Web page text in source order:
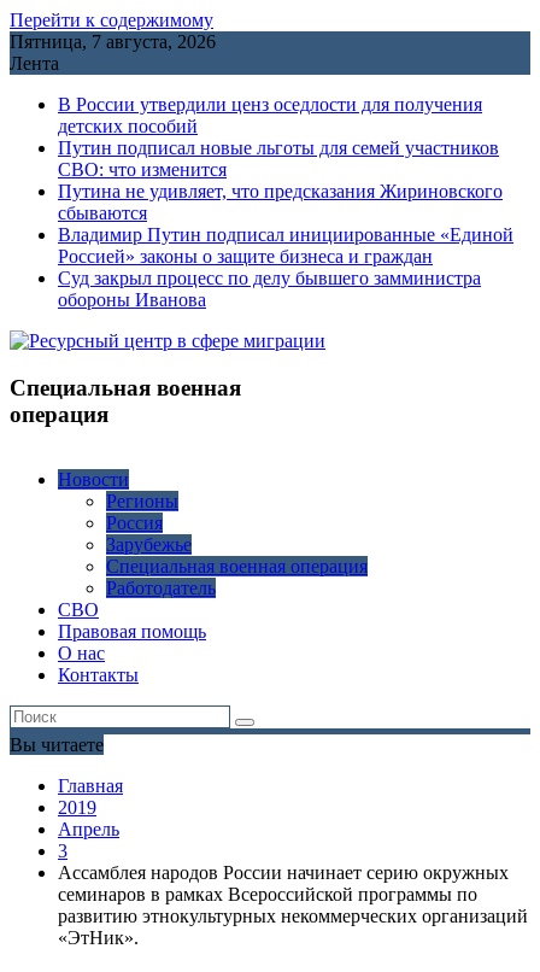
Перейти к содержимому
Пятница, 7 августа, 2026
Лента
В России утвердили ценз оседлости для получения
детских пособий
Путин подписал новые льготы для семей участников
СВО: что изменится
Путина не удивляет, что предсказания Жириновского
сбываются
Владимир Путин подписал инициированные «Единой
Россией» законы о защите бизнеса и граждан
Cуд закрыл процесс по делу бывшего замминистра
обороны Иванова
Специальная военная
операция
Новости
Регионы
Россия
Зарубежье
Специальная военная операция
Работодатель
СВО
Правовая помощь
О нас
Контакты
Вы читаете
Главная
2019
Апрель
3
Ассамблея народов России начинает серию окружных
семинаров в рамках Всероссийской программы по
развитию этнокультурных некоммерческих организаций
«ЭтНик».